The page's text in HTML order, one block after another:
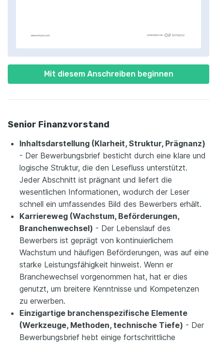
Mit diesem Anschreiben beginnen
Senior Finanzvorstand
Inhaltsdarstellung (Klarheit, Struktur, Prägnanz)
- Der Bewerbungsbrief besticht durch eine klare und
logische Struktur, die den Lesefluss unterstützt.
Jeder Abschnitt ist prägnant und liefert die
wesentlichen Informationen, wodurch der Leser
schnell ein umfassendes Bild des Bewerbers erhält.
Karriereweg (Wachstum, Beförderungen,
Branchenwechsel) - Der Lebenslauf des
Bewerbers ist geprägt von kontinuierlichem
Wachstum und häufigen Beförderungen, was auf eine
starke Leistungsfähigkeit hinweist. Wenn er
Branchewechsel vorgenommen hat, hat er dies
genutzt, um breitere Kenntnisse und Kompetenzen
zu erwerben.
Einzigartige branchenspezifische Elemente
(Werkzeuge, Methoden, technische Tiefe) - Der
Bewerbungsbrief hebt einige fortschrittliche